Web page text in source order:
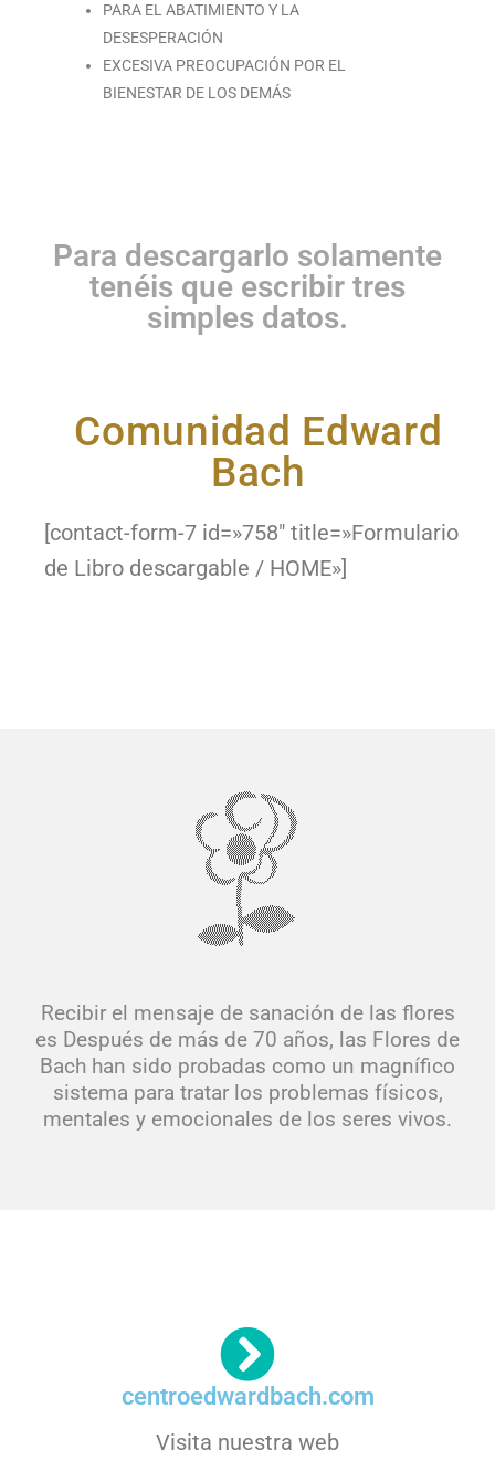
PARA EL ABATIMIENTO Y LA
DESESPERACIÓN
EXCESIVA PREOCUPACIÓN POR EL
BIENESTAR DE LOS DEMÁS
Para descargarlo solamente
tenéis que escribir tres
simples datos.
Comunidad Edward
Bach
[contact-form-7 id=»758″ title=»Formulario
de Libro descargable / HOME»]
Recibir el mensaje de sanación de las flores
es Después de más de 70 años, las Flores de
Bach han sido probadas como un magnífico
sistema para tratar los problemas físicos,
mentales y emocionales de los seres vivos.
centroedwardbach.com
Visita nuestra web